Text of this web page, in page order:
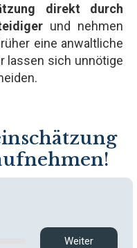
direkt durch
und nehmen
eine anwaltliche
lassen sich unnötige
Weiter